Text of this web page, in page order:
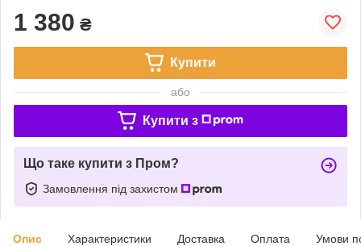
1 380 ₴
Купити
або
Купити з
Що таке купити з Пром?
Замовлення під захистом
Опис Характеристики Доставка Оплата Умови